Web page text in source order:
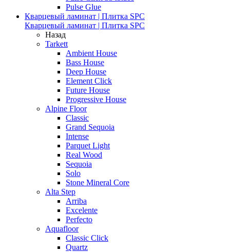
Pulse Glue
Кварцевый ламинат | Плитка SPC
Кварцевый ламинат | Плитка SPC
Назад
Tarkett
Ambient House
Bass House
Deep House
Element Click
Future House
Progressive House
Alpine Floor
Classic
Grand Sequoia
Intense
Parquet Light
Real Wood
Sequoia
Solo
Stone Mineral Core
Alta Step
Arriba
Excelente
Perfecto
Aquafloor
Classic Click
Quartz